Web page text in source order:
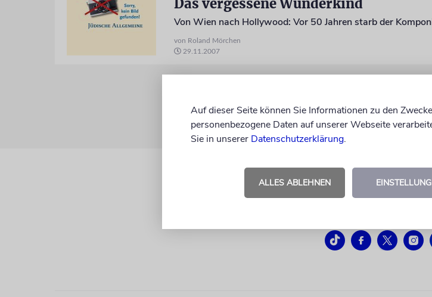
Das vergessene Wunderkind
Von Wien nach Hollywood: Vor 50 Jahren starb der
von Roland Mörchen
29.11.2007
Auf dieser Seite können Sie Informationen zu den
personenbezogene Daten auf unserer Webseite
Sie in unserer Datenschutzerklärung.
ALLES ABLEHNEN